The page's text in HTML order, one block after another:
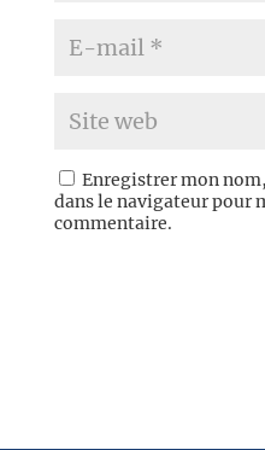
Enregistrer mon
dans le navigateur pour
commentaire.